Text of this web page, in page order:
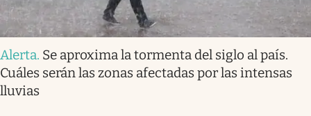
Alerta. Se aproxima la tormenta del siglo al país.
Cuáles serán las zonas afectadas por las intensas
lluvias